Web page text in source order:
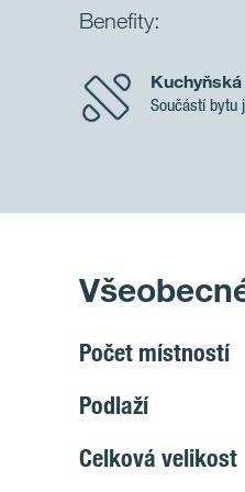
Benefity:
Součástí bytu
Počet místností
Podlaží
Celková velikost